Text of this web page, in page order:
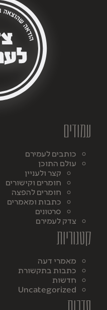
עמודים
כותבים לעמירם
עולם התוכן
קצר ולעניין
חומרים וקישורים
חומרים להפצה
כתבות ומאמרים
סרטונים
צדק לעמירם
קטגוריות
מאמרי דעה
כתבות בתקשורת
חדשות
Uncategorized